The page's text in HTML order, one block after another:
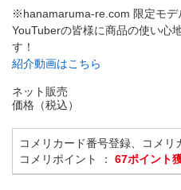
※hanamaruma-re.com 限定モデ
YouTuberの皆様に商品の使い心
す！
紹介動画はこちら
ネット販売
価格（税込）
コメリカード番号登録、コメリ
コメリポイント ： 67ポイント